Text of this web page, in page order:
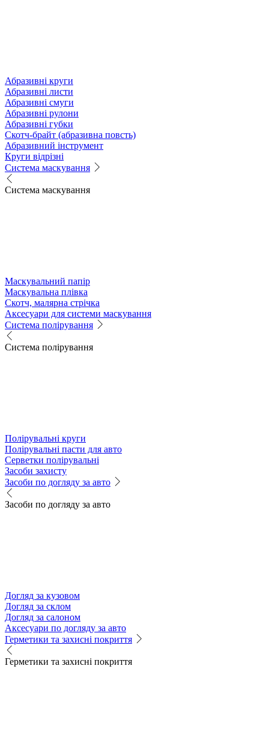
Абразивні круги
Абразивні листи
Абразивні смуги
Абразивні рулони
Абразивні губки
Скотч-брайт (абразивна повсть)
Абразивний інструмент
Круги відрізні
Система маскування
Система маскування
Маскувальний папір
Маскувальна плівка
Скотч, малярна стрічка
Аксесуари для системи маскування
Система полірування
Система полірування
Полірувальні круги
Полірувальні пасти для авто
Серветки полірувальні
Засоби захисту
Засоби по догляду за авто
Засоби по догляду за авто
Догляд за кузовом
Догляд за склом
Догляд за салоном
Аксесуари по догляду за авто
Герметики та захисні покриття
Герметики та захисні покриття